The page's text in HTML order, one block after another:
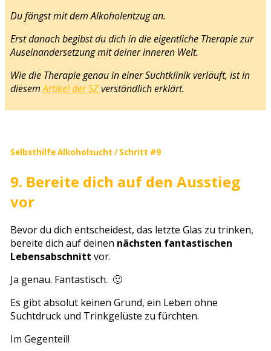
Du fängst mit dem Alkoholentzug an.
Erst danach begibst du dich in die eigentliche Therapie zur
Auseinandersetzung mit deiner inneren Welt.
Wie die Therapie genau in einer Suchtklinik verläuft, ist in
diesemArtikel der SZverständlich erklärt.
Selbsthilfe Alkoholsucht / Schritt #9
9. Bereite dich auf den Ausstieg
vor
Bevor du dich entscheidest, das letzte Glas zu trinken,
bereite dich auf deinen nächsten fantastischen
Lebensabschnitt vor.
Ja genau. Fantastisch. 🙂
Es gibt absolut keinen Grund, ein Leben ohne
Suchtdruck und Trinkgelüste zu fürchten.
Im Gegenteil!